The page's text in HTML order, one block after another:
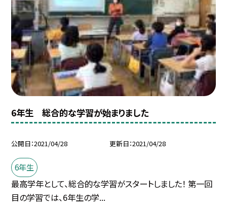
6年生 総合的な学習が始まりました
公開日 2021/04/28 更新日 2021/04/28
6年生
最高学年として、総合的な学習がスタートしました！ 第一回
目の学習では、6年生の学...